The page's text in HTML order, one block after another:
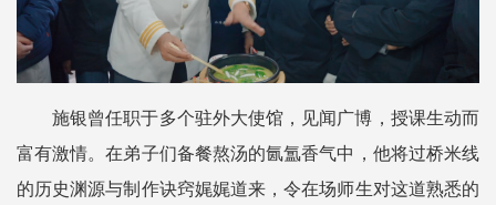
施银曾任职于多个驻外大使馆，见闻广博，授课生动而
富有激情。在弟子们备餐熬汤的氤氲香气中，他将过桥米线
的历史渊源与制作诀窍娓娓道来，令在场师生对这道熟悉的